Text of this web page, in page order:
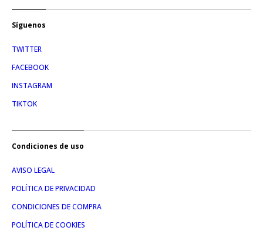
Síguenos
TWITTER
FACEBOOK
INSTAGRAM
TIKTOK
Condiciones de uso
AVISO LEGAL
POLÍTICA DE PRIVACIDAD
CONDICIONES DE COMPRA
POLÍTICA DE COOKIES